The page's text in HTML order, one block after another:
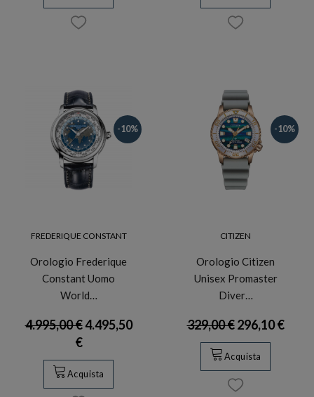
-10%
FREDERIQUE CONSTANT
Orologio Frederique
Constant Uomo
World…
4.995,00 €4.495,50
€
Acquista
-10%
CITIZEN
Orologio Citizen
Unisex Promaster
Diver…
329,00 €296,10 €
Acquista